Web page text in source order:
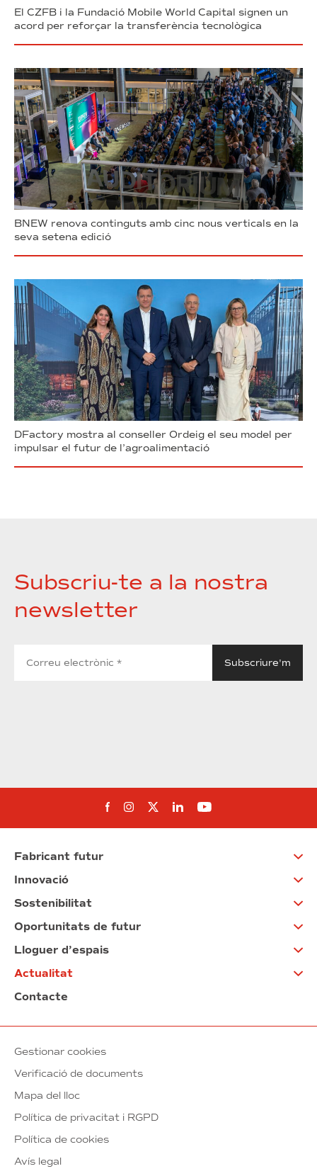
El CZFB i la Fundació Mobile World Capital signen un
acord per reforçar la transferència tecnològica
BNEW renova continguts amb cinc nous verticals en la
seva setena edició
DFactory mostra al conseller Ordeig el seu model per
impulsar el futur de l’agroalimentació
Subscriu-te a la nostra
newsletter
Segueix-nos al Facebook
Segueix-nos a Instagram
Segueix-nos a Twitter
Segueix-nos a
Segueix-nos a
Fabricant futur
Innovació
Sostenibilitat
Oportunitats de futur
Lloguer d’espais
Actualitat
Contacte
Gestionar cookies
Verificació de documents
Mapa del lloc
Política de privacitat i RGPD
Política de cookies
Avís legal